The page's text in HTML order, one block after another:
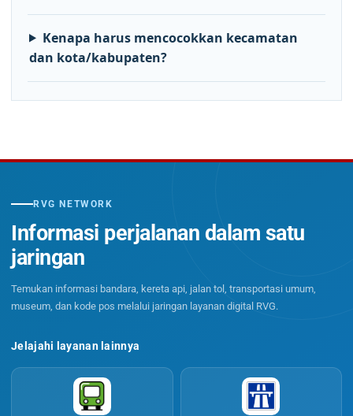
Kenapa harus mencocokkan kecamatan
dan kota/kabupaten?
RVG NETWORK
Informasi perjalanan dalam satu
jaringan
Temukan informasi bandara, kereta api, jalan tol, transportasi umum,
museum, dan kode pos melalui jaringan layanan digital RVG.
Jelajahi layanan lainnya